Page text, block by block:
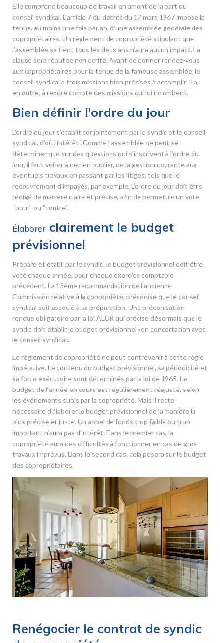
Elle comprend beaucoup de travail en amont de la part du
conseil syndical. L’article 7 du décret du 17 mars 1967 impose la
tenue, au moins une fois par an, d’une assemblée générale des
copropriétaires. Un règlement de copropriété stipulant que
l’assemblée se tient tous les deux ans n’aura aucun impact. La
clause sera réputée non écrite. Avant de donner rendez-vous
aux copropriétaires pour la tenue de la fameuse assemblée, le
conseil syndical a trois missions bien précises à accomplir. Il a,
en outre, à rendre compte des missions qui lui incombent.
Bien définir l’ordre du jour
L’ordre du jour s’établit conjointement par le syndic et le conseil
syndical, d’où l’intérêt . Comme l’assemblée ne peut se
déterminer que sur des questions qui s’inscrivent à l’ordre du
jour, il faut veiller à ne rien oublier, de la gestion courante aux
éventuels travaux en passant par les litiges, tels que le
recouvrement d’impayés, par exemple. L’ordre du jour doit être
rédigé de manière claire et précise, afin de permettre un vote
“pour” ou “contre”.
Élaborer clairement le budget
prévisionnel
Préparé et établi par le syndic, le budget prévisionnel doit être
voté chaque année, pour chaque exercice comptable
précédent. La 13ème recommandation de l’ancienne
Commission relative à la copropriété, préconise que le conseil
syndical soit associé à sa préparation. Une préconisation
rendue obligatoire par la loi ALUR qui précise désormais que le
syndic doit établir le budget prévisionnel «en concertation avec
le conseil syndical».
Le règlement de copropriété ne peut contrevenir à cette règle
impérative. Le contenu du budget prévisionnel, sa périodicité et
sa force exécutoire sont déterminés par la loi de 1965. Le
budget de l’année en cours est régulièrement réajusté, selon
les événements subis par la copropriété. Mais il reste
nécessaire d’élaborer le budget prévisionnel de la manière la
plus précise et juste. Un appel de fonds trop faible ou trop
important n’aura pas d’intérêt. Dans le premier cas, la
copropriété aura des difficultés à fonctionner en cas de gros
travaux imprévus. Dans le second cas, cela pèsera sur le budget
des copropriétaires.
Renégocier le contrat de syndic